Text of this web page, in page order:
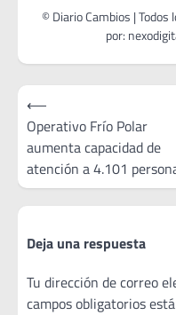
Navegación
de
entradas
⟵
Operativo Frío Polar
aumenta capacidad de
atención a 4.101
Deja una respuesta
Tu dirección de correo
campos obligatorios